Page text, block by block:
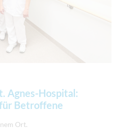
Agnes-Hospital:
Betroffene
Ort.